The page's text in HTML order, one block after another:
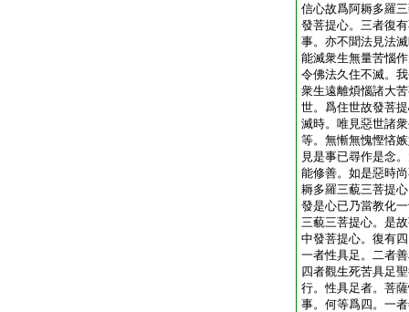
信心故爲阿耨多羅
發菩提心。三者復
事。亦不聞法見法
能滅衆生無量苦惱
令佛法久住不滅。
衆生遠離煩惱諸大
世。爲住世故發菩
滅時。唯見惡世諸
等。無慚無愧慳悋
見是事已尋作是念
能修善。如是惡時
耨多羅三藐三菩提
發是心已乃當教化
三藐三菩提心。是
中發菩提心。復有
一者性具足。二者
四者觀生死苦具足
行。性具足者。菩
事。何等爲四。一